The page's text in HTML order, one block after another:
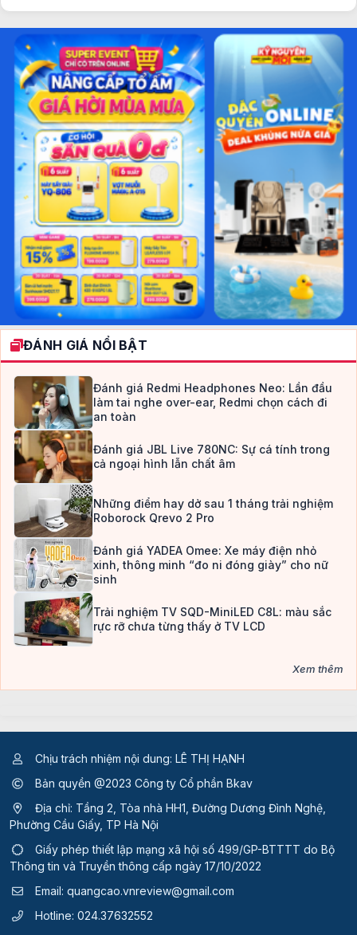
ĐÁNH GIÁ NỔI BẬT
Đánh giá Redmi Headphones Neo: Lần đầu
làm tai nghe over-ear, Redmi chọn cách đi
an toàn
Đánh giá JBL Live 780NC: Sự cá tính trong
cả ngoại hình lẫn chất âm
Những điểm hay dở sau 1 tháng trải nghiệm
Roborock Qrevo 2 Pro
Đánh giá YADEA Omee: Xe máy điện nhỏ
xinh, thông minh “đo ni đóng giày” cho nữ
sinh
Trải nghiệm TV SQD-MiniLED C8L: màu sắc
rực rỡ chưa từng thấy ở TV LCD
Xem thêm
Chịu trách nhiệm nội dung: LÊ THỊ HẠNH
Bản quyền @2023 Công ty Cổ phần Bkav
Địa chỉ: Tầng 2, Tòa nhà HH1, Đường Dương Đình Nghệ,
Phường Cầu Giấy, TP Hà Nội
Giấy phép thiết lập mạng xã hội số 499/GP-BTTTT do Bộ
Thông tin và Truyền thông cấp ngày 17/10/2022
Email: quangcao.vnreview@gmail.com
Hotline: 024.37632552